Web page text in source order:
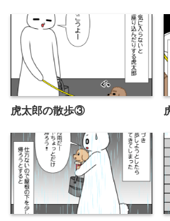
虎太郎の散歩③